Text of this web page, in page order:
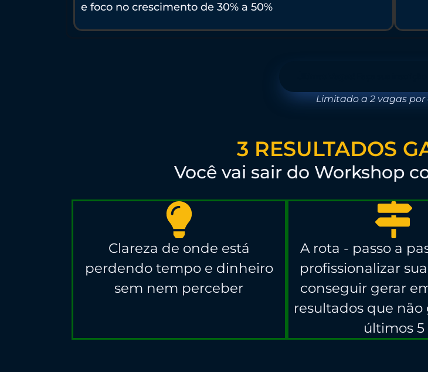
e foco no crescimento de 30% a 50%
Limitado a 2 vagas por
3 RESULTADOS
Você vai sair do Workshop
Clareza de onde está
perdendo tempo e dinheiro
sem nem perceber
A rota - passo a
profissionalizar
conseguir gerar
resultados que não
últimos 5